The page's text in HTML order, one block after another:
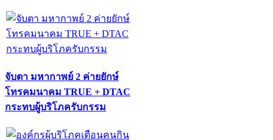
จับตา มหากาพย์ 2 ค่ายยักษ์
โทรคมนาคม TRUE + DTAC
กระทบผู้บริโภครับกรรม